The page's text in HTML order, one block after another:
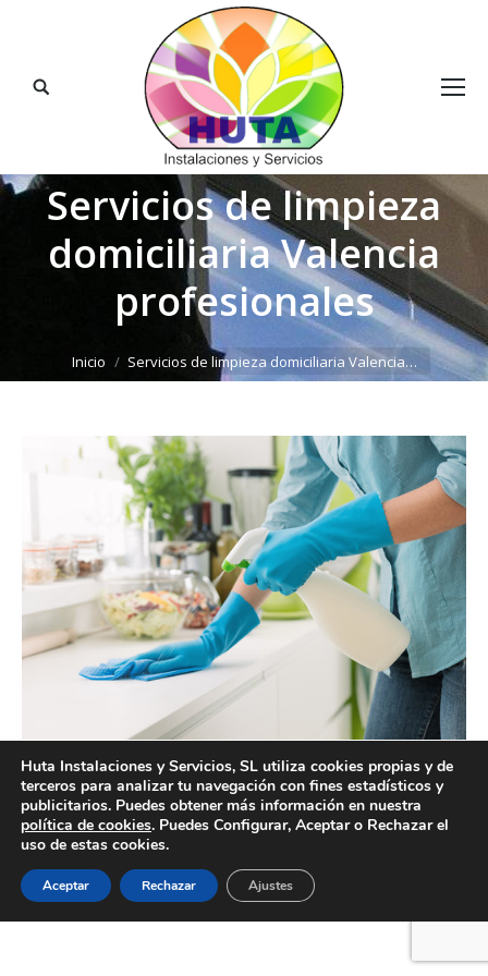
Buscar:
Servicios de limpieza
domiciliaria Valencia
profesionales
Inicio Servicios de limpieza domiciliaria Valencia…
Servicios de limpieza domiciliaria Valencia profesionales
Creado por Tandem Marketing Digital
Información legal
Huta Instalaciones y Servicios, SL utiliza cookies propias y de
terceros para analizar tu navegación con fines estadísticos y
publicitarios. Puedes obtener más información en nuestra
política de cookies. Puedes Configurar, Aceptar o Rechazar el
uso de estas cookies.
Aceptar Rechazar Ajustes